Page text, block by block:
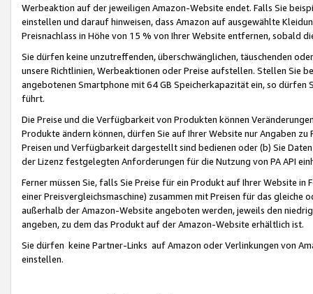
Werbeaktion auf der jeweiligen Amazon-Website endet. Falls Sie
einstellen und darauf hinweisen, dass Amazon auf ausgewählte
Preisnachlass in Höhe von 15 % von Ihrer Website entfernen, sobald
Sie dürfen keine unzutreffenden, überschwänglichen, täuschenden
unsere Richtlinien, Werbeaktionen oder Preise aufstellen. Stellen Sie
angebotenen Smartphone mit 64 GB Speicherkapazität ein, so dürfen
führt.
Die Preise und die Verfügbarkeit von Produkten können
Produkte ändern können, dürfen Sie auf Ihrer Website nur Angaben
Preisen und Verfügbarkeit dargestellt sind bedienen oder (b) Sie
der Lizenz festgelegten Anforderungen für die Nutzung von PA API
Ferner müssen Sie, falls Sie Preise für ein Produkt auf Ihrer Website
einer Preisvergleichsmaschine) zusammen mit Preisen für das
außerhalb der Amazon-Website angeboten werden, jeweils den
angeben, zu dem das Produkt auf der Amazon-Website erhältlich ist.
Sie dürfen keine Partner-Links auf Amazon oder Verlinkungen von
einstellen.